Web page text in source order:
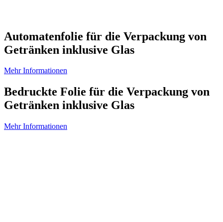
Automatenfolie für die Verpackung von
Getränken inklusive Glas
Mehr Informationen
Bedruckte Folie für die Verpackung von
Getränken inklusive Glas
Mehr Informationen